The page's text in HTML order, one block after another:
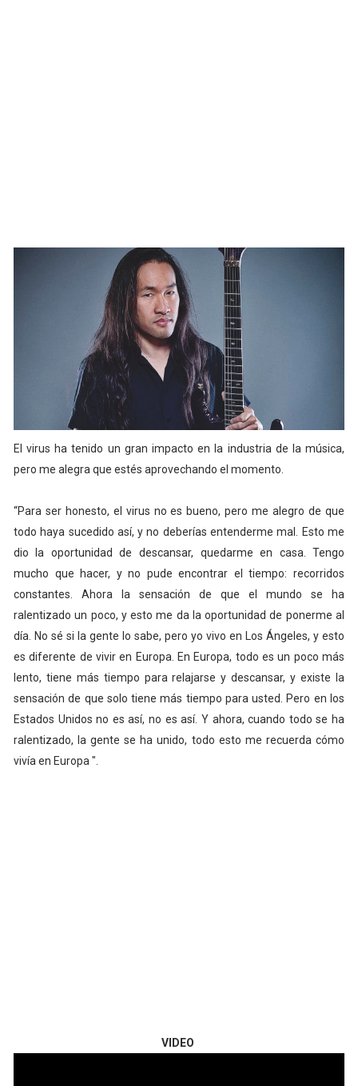
El virus ha tenido un gran impacto en la industria de la música,
pero me alegra que estés aprovechando el momento.
“Para ser honesto, el virus no es bueno, pero me alegro de que
todo haya sucedido así, y no deberías entenderme mal. Esto me
dio la oportunidad de descansar, quedarme en casa. Tengo
mucho que hacer, y no pude encontrar el tiempo: recorridos
constantes. Ahora la sensación de que el mundo se ha
ralentizado un poco, y esto me da la oportunidad de ponerme al
día. No sé si la gente lo sabe, pero yo vivo en Los Ángeles, y esto
es diferente de vivir en Europa. En Europa, todo es un poco más
lento, tiene más tiempo para relajarse y descansar, y existe la
sensación de que solo tiene más tiempo para usted. Pero en los
Estados Unidos no es así, no es así. Y ahora, cuando todo se ha
ralentizado, la gente se ha unido, todo esto me recuerda cómo
vivía en Europa ".
VIDEO